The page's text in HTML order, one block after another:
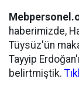
haberimizde,
Tüysüz'ün
Tayyip
belirtmiştik.